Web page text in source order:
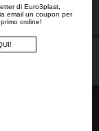
di Euro3plast,
email un coupon per
ordine!